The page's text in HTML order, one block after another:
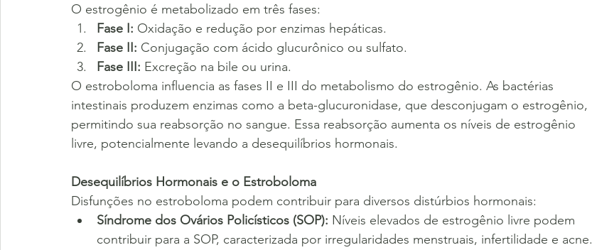
O estrogênio é metabolizado em três fases:
Fase I: Oxidação e redução por enzimas hepáticas.
Fase II: Conjugação com ácido glucurônico ou sulfato.
Fase III: Excreção na bile ou urina.
O estroboloma influencia as fases II e III do metabolismo do estrogênio. As bactérias
intestinais produzem enzimas como a beta-glucuronidase, que desconjugam o estrogênio,
permitindo sua reabsorção no sangue. Essa reabsorção aumenta os níveis de estrogênio
livre, potencialmente levando a desequilíbrios hormonais.
Desequilíbrios Hormonais e o Estroboloma
Disfunções no estroboloma podem contribuir para diversos distúrbios hormonais:
Síndrome dos Ovários Policísticos (SOP): Níveis elevados de estrogênio livre podem
contribuir para a SOP, caracterizada por irregularidades menstruais, infertilidade e acne.